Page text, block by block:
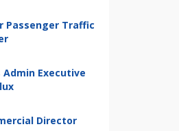
Passenger Traffic
Admin Executive
Director